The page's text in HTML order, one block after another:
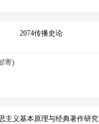
2074传播史论
寄)
主义基本原理与经典著作研究